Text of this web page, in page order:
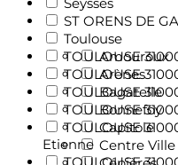
ST ORENS DE
Toulouse
Amouroux
Arènes
Bagatelle
Bonnefoy
Capitole
Centre Ville
TOULOUSE
TOULOUSE
TOULOUSE
TOULOUSE
TOULOUSE
Etienne